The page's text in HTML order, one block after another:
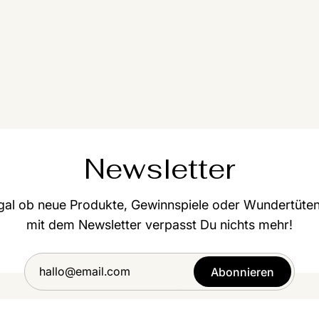
Newsletter
ob neue Produkte, Gewinnspiele oder
mit dem Newsletter verpasst Du nichts mehr!
Abonnieren